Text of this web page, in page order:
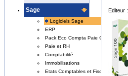
Sage
Logiciels Sage
ERP
Pack Eco Compta Paie Gestion
Paie et RH
Comptabilité
Immobilisations
Etats Comptables et Fiscaux
Editeur :